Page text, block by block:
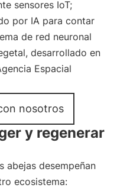
sensores IoT;
por IA para contar
de red neuronal
desarrollado en
Espacial
nosotros
y regenerar
abejas desempeñan
ecosistema: